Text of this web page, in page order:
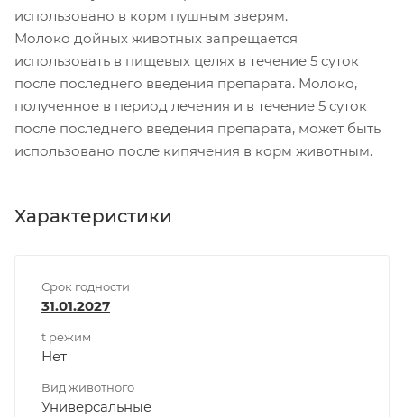
использовано в корм пушным зверям.
Молоко дойных животных запрещается
использовать в пищевых целях в течение 5 суток
после последнего введения препарата. Молоко,
полученное в период лечения и в течение 5 суток
после последнего введения препарата, может быть
использовано после кипячения в корм животным.
Характеристики
Срок годности
31.01.2027
t режим
Нет
Вид животного
Универсальные